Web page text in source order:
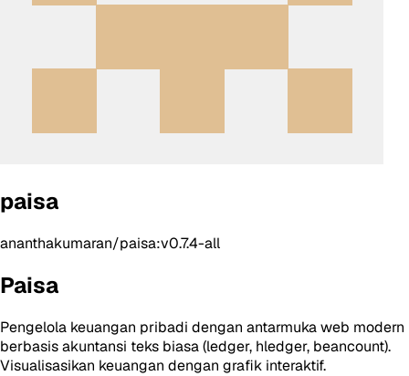
paisa
ananthakumaran/paisa:v0.7.4-all
Paisa
Pengelola keuangan pribadi dengan antarmuka web modern
berbasis akuntansi teks biasa (ledger, hledger, beancount).
Visualisasikan keuangan dengan grafik interaktif.